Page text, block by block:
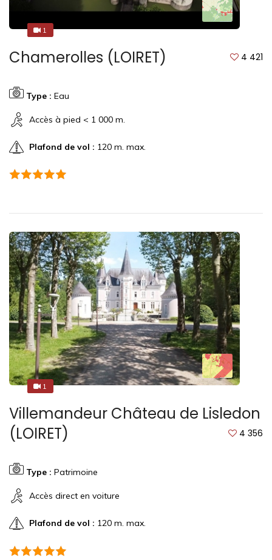
11
Chamerolles (LOIRET) 4 421
Type : Eau
Accès à pied < 1 000 m.
Plafond de vol : 120 m. max.
1
1
Villemandeur Château de Lisledon
(LOIRET)
4 356
Type : Patrimoine
Accès direct en voiture
Plafond de vol : 120 m. max.